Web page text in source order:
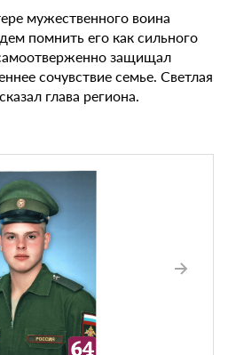
мужественного воина
помнить его как сильного
защищал
сочувствие семье. Светлая
глава региона.